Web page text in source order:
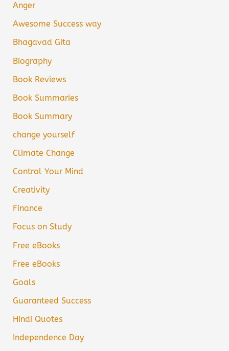
Anger
Awesome Success way
Bhagavad Gita
Biography
Book Reviews
Book Summaries
Book Summary
change yourself
Climate Change
Control Your Mind
Creativity
Finance
Focus on Study
Free eBooks
Free eBooks
Goals
Guaranteed Success
Hindi Quotes
Independence Day